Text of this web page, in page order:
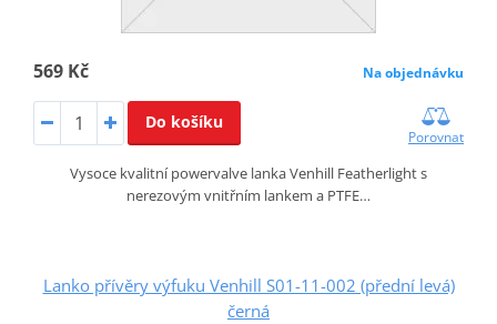
569 Kč Na objednávku
Do košíku
Porovnat
Vysoce kvalitní powervalve lanka Venhill Featherlight s
nerezovým vnitřním lankem a PTFE…
Lanko přívěry výfuku Venhill S01-11-002 (přední levá)
černá